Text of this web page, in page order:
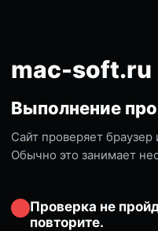
mac-soft.ru
Выполнение
Сайт проверяет
Обычно это занимает
Проверка не
повторите.